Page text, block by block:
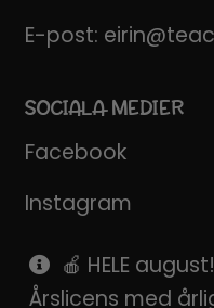
E-post:
SOCIALA MEDIER
Facebook
Instagram
Pinterest
🍎 HELE
Årslicens med